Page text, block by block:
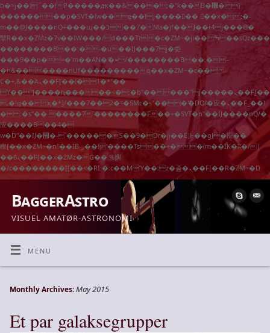
b�>j��)΄��!P�����ԫ��&���;�"k��B�޶�}
��������p�SVT�(w��ę��!j������ ��x�;�-
m��@J����nQ+���պ��כ��7�Ma�jf��J��ͱ4j���Ѳ�
撆R��x�ZMz�7v��IW���/d��ٞ�Тז�c�ZM~�ji�� ߒ��sQz�����Ԡ��DW��3�De�n"��M�+/
��������B��:�-�u��IJ���7j�委
���9��p�=�'m��AN�ޭ�=/��������B��:�-
�n&������nUf���������q��x�ZM~�c��
Ϲ�+,&��Ὰܢ��F[��(�1�*"��
ϒ��"J����ԧ�����<�;�b"�� ���"j�����ܢ��F[��x�
,�!q�� қ�*]/���؝�2��7�SMc�s"���ޭ�DQ/�应�ܢ��F_��!
� :�s"�� ����7`��������F��+�SVT�n"��IJ����nQ/�
应����B ��4�
w�D"��IJ�׭�-`������S��9�Dr�ji��EJ߅��gJ�应��
矁[��x�ZM~�n"��IB؃��!'����Тѕ��+��(m��IK�ʭ�/|
��ϐܢ��F[��x�ZMz�G�� %嬩
�/c��������[[��<�RI:�:c��MΎ��:z�졾�ܢ��F[��R�ZM~�D
BaggerAstro
VISUEL AMATØR-ASTRONOMI
MENU
Monthly Archives:May 2015
Et par galaksegrupper